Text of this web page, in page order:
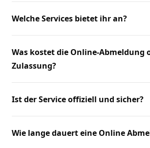
Welche Services bietet ihr an?
Was kostet die Online-Abmeldung
Zulassung?
Ist der Service offiziell und sicher?
Wie lange dauert eine Online